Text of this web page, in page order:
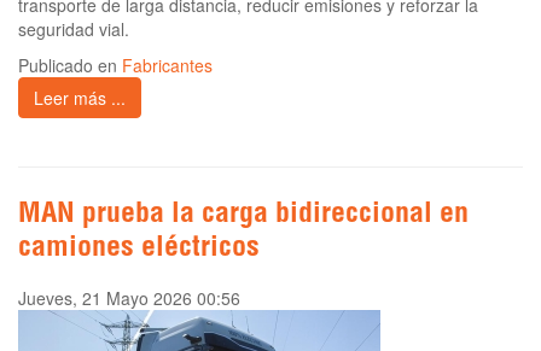
transporte de larga distancia, reducir emisiones y reforzar la
seguridad vial.
Publicado en Fabricantes
Leer más ...
MAN prueba la carga bidireccional en
camiones eléctricos
Jueves, 21 Mayo 2026 00:56